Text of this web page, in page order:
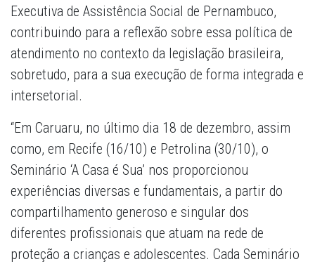
Executiva de Assistência Social de Pernambuco,
contribuindo para a reflexão sobre essa política de
atendimento no contexto da legislação brasileira,
sobretudo, para a sua execução de forma integrada e
intersetorial.
“Em Caruaru, no último dia 18 de dezembro, assim
como, em Recife (16/10) e Petrolina (30/10), o
Seminário ‘A Casa é Sua’ nos proporcionou
experiências diversas e fundamentais, a partir do
compartilhamento generoso e singular dos
diferentes profissionais que atuam na rede de
proteção a crianças e adolescentes. Cada Seminário